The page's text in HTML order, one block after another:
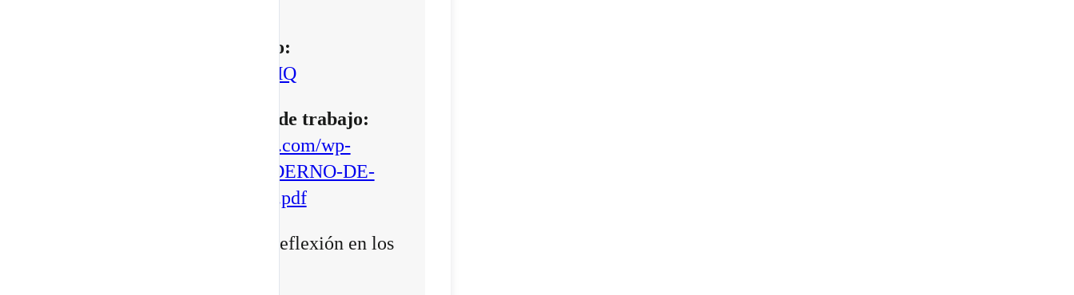
Mira aquí el vídeo completo:
https://youtu.be/BoVcVcLCNMQ
Descarga aqui tu cuaderno de trabajo:
https://escuelatransformacional.com/wp-
content/uploads/2026/08/CUADERNO-DE-
ESCRITURA-POTAL-88-2026.pdf
Después de verlo, comparte tu reflexión en los